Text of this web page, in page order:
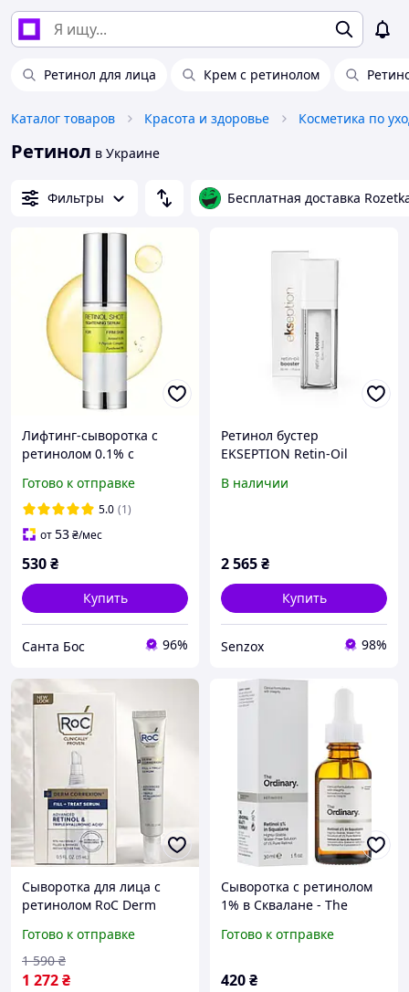
Ретинол для лица Крем с ретинолом
Каталог товаров Красота и здоровье Косметика по
Ретинол в Украине
Фильтры Бесплатная доставка
Лифтинг-сыворотка с
ретинолом 0.1% с
Готово к отправке
5.0 (1)
от53₴/мес
530₴
Купить
Санта Бос 96%
Ретинол бустер
EKSEPTION Retin-Oil
В наличии
2 565₴
Купить
Senzox 98%
Сыворотка для лица с
ретинолом RoC Derm
Serum 15 мл эффективное
омоложение и
разглаживание морщин
Готово к отправке
1 272₴
1 590 ₴
Сыворотка с ретинолом
1% в Сквалане - The
Squalane 30ml (579755-2)
Готово к отправке
420₴